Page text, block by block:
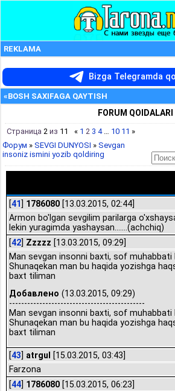
REKLAMA
Bizga Telegramda
«BOSH SAXIFAGA QAYTISH
FORUM QOIDALARI
Страница 2 из 11 « 1 2 3 4 … 10 11 »
Форум » SEVGI DUNYOSI » Sevgan
insoniz ismini yozib qoldiring
[41] 1786080 [13.03.2015, 02:44]
Armon bo'lgan sevgilim parilarga
lekin yuragimda yashaysan.......(achchiq)
[42] Zzzzz [13.03.2015, 09:29]
Man sevgan insonni baxti, sof muhabbati
Shunaqekan man bu haqida yozishga
baxt tiliman
Добавлено (13.03.2015, 09:29)
---------------------------------------------
Man sevgan insonni baxti, sof muhabbati
Shunaqekan man bu haqida yozishga
baxt tiliman
[43] atrgul
[15.03.2015, 03:43]
Farzona
[44] 1786080 [15.03.2015, 06:23]